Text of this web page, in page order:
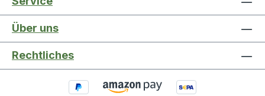
Über uns
Rechtliches